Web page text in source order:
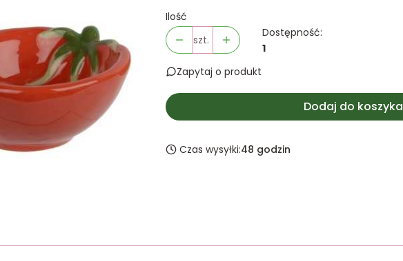
Ilość
szt.
Dostępność:
1
Zapytaj o produkt
Dodaj do koszyka
Czas wysyłki:48 godzin